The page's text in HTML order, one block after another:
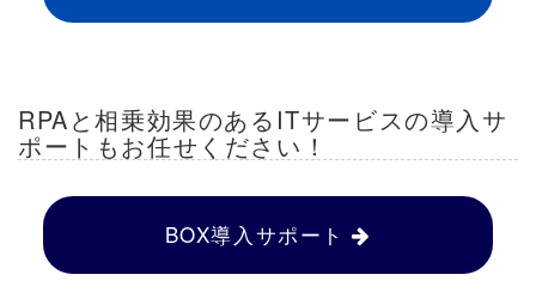
RPAと相乗効果のあるITサービスの導入サ
ポートもお任せください！
BOX導入サポート